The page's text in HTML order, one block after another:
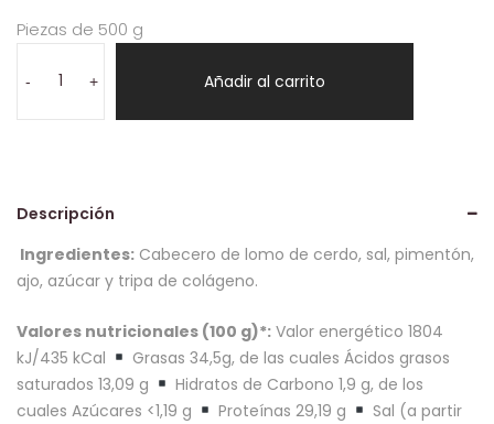
Piezas de 500 g
-embuchado
+ Añadir al carrito
Descripción
Ingredientes: Cabecero de lomo de cerdo, sal, pimentón,
ajo, azúcar y tripa de colágeno.
Valores nutricionales (100 g)*: Valor energético 1804
kJ/435 kCal
Grasas 34,5g, de las cuales Ácidos grasos
saturados 13,09 g
Hidratos de Carbono 1,9 g, de los
cuales Azúcares <1,19 g
Proteínas 29,19 g
Sal (a partir